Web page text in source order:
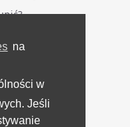
na
w
Jeśli